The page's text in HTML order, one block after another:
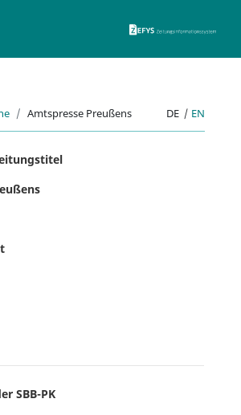
Amtspresse Preußens DE | EN
SBB-PK